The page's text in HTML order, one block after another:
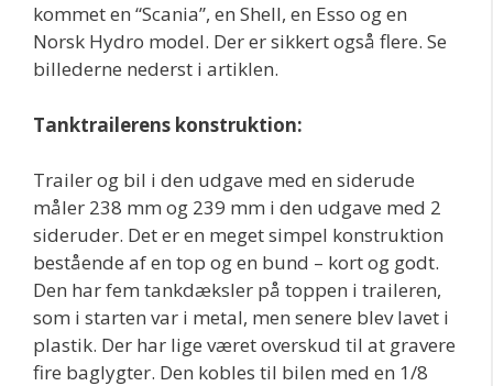
kommet en “Scania”, en Shell, en Esso og en
Norsk Hydro model. Der er sikkert også flere. Se
billederne nederst i artiklen.
Tanktrailerens konstruktion:
Trailer og bil i den udgave med en siderude
måler 238 mm og 239 mm i den udgave med 2
sideruder. Det er en meget simpel konstruktion
bestående af en top og en bund – kort og godt.
Den har fem tankdæksler på toppen i traileren,
som i starten var i metal, men senere blev lavet i
plastik. Der har lige været overskud til at gravere
fire baglygter. Den kobles til bilen med en 1/8